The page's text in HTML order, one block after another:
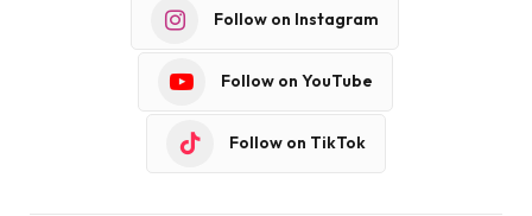
Follow on Instagram
Follow on YouTube
Follow on TikTok